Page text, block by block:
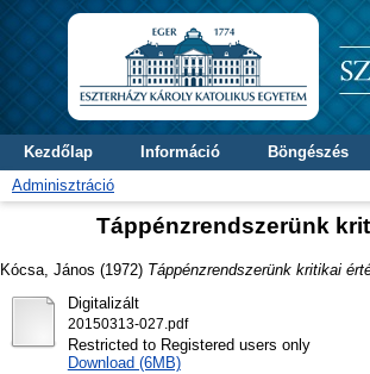
Kezdőlap Információ
Böngészés
Adminisztráció
Táppénzrendszerünk
Kócsa, János (1972) Táppénzrendszerünk kritikai
Digitalizált
20150313-027.pdf
Restricted to Registered users only
Download (6MB)